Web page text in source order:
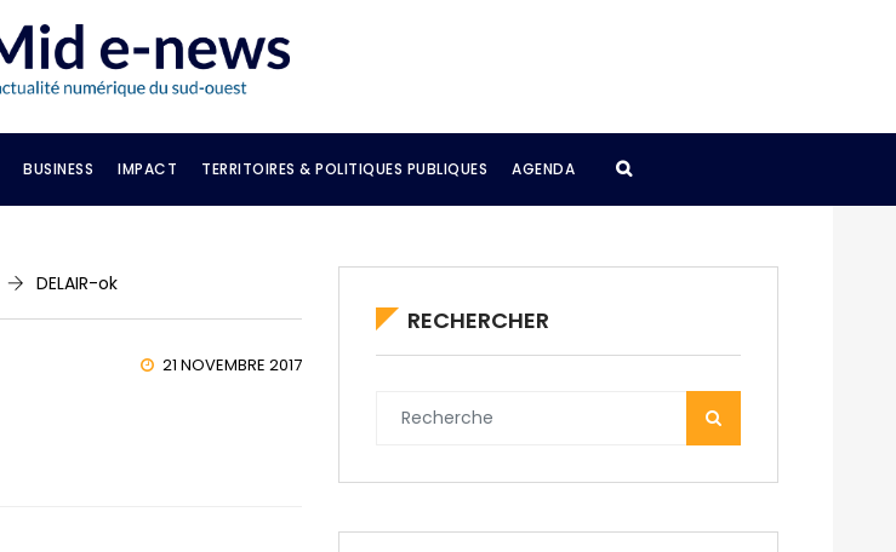
BUSINESS IMPACT TERRITOIRES & POLITIQUES PUBLIQUES AGENDA
DELAIR-ok
21 NOVEMBRE 2017
RECHERCHER